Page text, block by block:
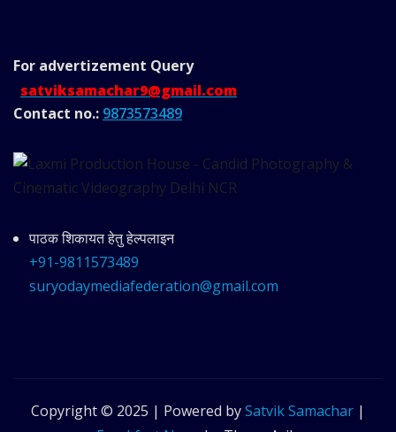
For advertizement Query
satviksamachar9@gmail.com
Contact no.: 9873573489
पाठक शिकायत हेतु हेल्पलाइन
+91-9811573489
suryodaymediafederation@gmail.com
Copyright © 2025 | Powered bySatvik Samachar |